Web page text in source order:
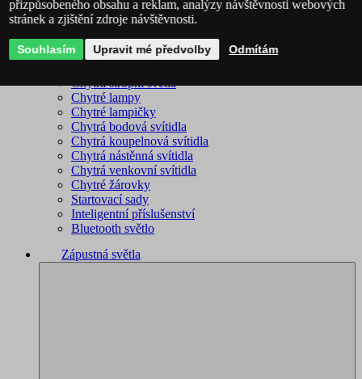
Philips Hue – kompletní sortiment
Immax NEO - kompletní sortiment
WiZ – kompletní sortiment
Chytrá stropní světla
Chytré lampy
Chytré lampičky
Chytrá bodová svítidla
Chytrá koupelnová svítidla
Chytrá nástěnná svítidla
Chytrá venkovní svítidla
Chytré žárovky
Startovací sady
Inteligentní příslušenství
Bluetooth světlo
Zápustná světla
přizpůsobeného obsahu a reklam, analýzy návštěvnosti webových
stránek a zjištění zdroje návštěvnosti.
Souhlasím Upravit mé předvolby Odmítám